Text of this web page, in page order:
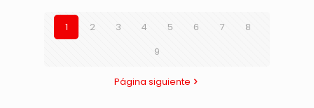
1 2 3 4 5 6 7
8
9
Página siguiente